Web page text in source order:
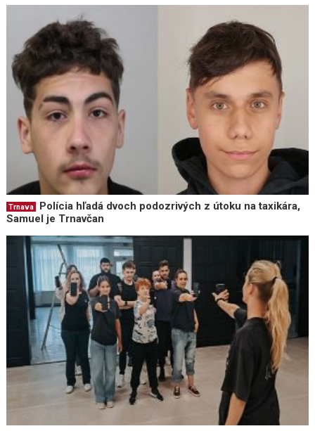
Trnava
Polícia hľadá dvoch podozrivých z útoku na taxikára,
Samuel je Trnavčan